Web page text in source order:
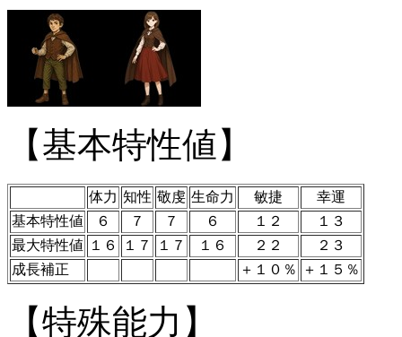
【基本特性値】
体力 知性 敬虔 生命力 敏捷
幸運
基本特性値
６ ７ ７ ６ １２
１３
最大特性値
１６ １７ １７ １６ ２２
２３
成長補正
＋１０％ ＋１５％
【特殊能力】